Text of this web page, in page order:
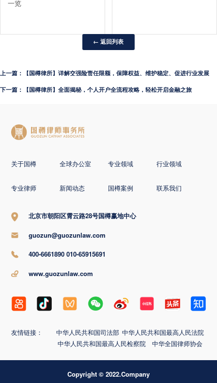
一览
← 返回列表
上一篇：【国樽律所】详解交强险责任限额，保障权益、维护稳定、促进行业发展
下一篇：【国樽律所】全面揭秘，个人开户全流程攻略，轻松开启金融之旅
关于国樽 全球办公室 专业领域 行业领域
专业律师 新闻动态 国樽案例 联系我们
北京市朝阳区霄云路28号国樽赢地中心
guozun@guozunlaw.com
400-6661890 010-65915691
www.guozunlaw.com
友情链接： 中华人民共和国司法部 中华人民共和国最高人民法院
中华人民共和国最高人民检察院
中华全国律师协会
Copyright © 2022.Company